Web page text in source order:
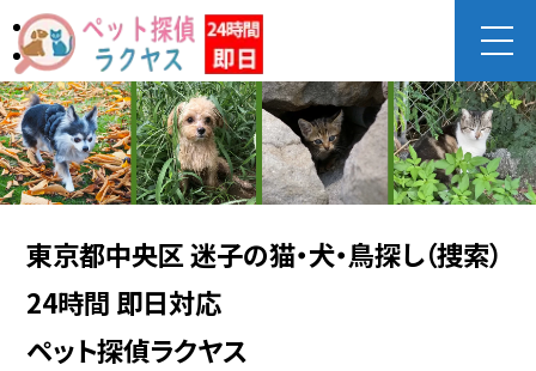
東京都中央区 迷子の猫・犬・鳥探し（捜索）
24時間 即日対応
ペット探偵ラクヤス